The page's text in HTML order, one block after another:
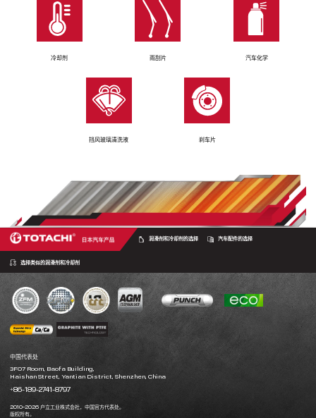
冷却剂 雨刮片 汽车化学
挡风玻璃清洗液 刹车片
润滑剂和冷却剂的选择 汽车配件的选择
选择类似的润滑剂和冷却剂
中国代表处
3F07 Room, Baofa Building,
Haishan Street, Yantian District, Shenzhen, China
+86-189-2741-8797
2010-2026 户立工业株式会社，中国官方代表处。
版权所有。